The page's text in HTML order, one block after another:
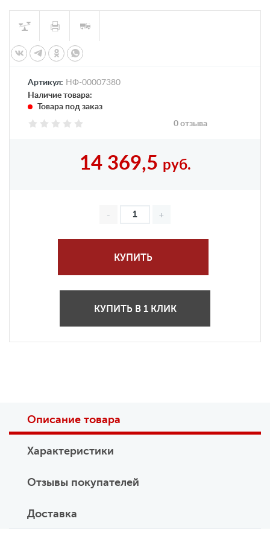
Артикул: НФ-00007380
Наличие товара:
Товара под заказ
0 отзыва
14 369,5 руб.
КУПИТЬ
КУПИТЬ В 1 КЛИК
Описание товара
Характеристики
Отзывы покупателей
Доставка